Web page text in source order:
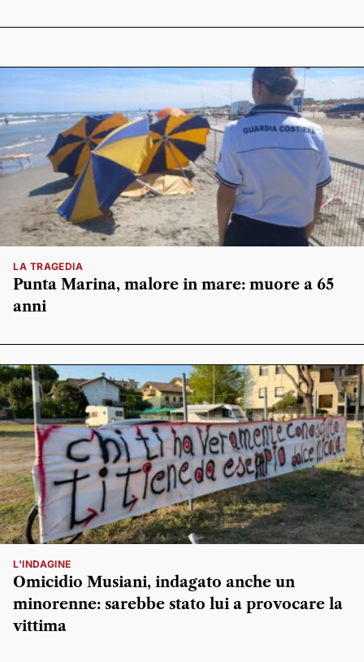
LA TRAGEDIA
Punta Marina, malore in mare: muore a 65
anni
L'INDAGINE
Omicidio Musiani, indagato anche un
minorenne: sarebbe stato lui a provocare la
vittima